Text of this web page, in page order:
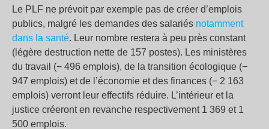
Le PLF ne prévoit par exemple pas de créer d’emplois
publics, malgré les demandes des salariés notamment
dans la santé. Leur nombre restera à peu près constant
(légère destruction nette de 157 postes). Les ministères
du travail (− 496 emplois), de la transition écologique (−
947 emplois) et de l’économie et des finances (− 2 163
emplois) verront leur effectifs réduire. L’intérieur et la
justice créeront en revanche respectivement 1 369 et 1
500 emplois.